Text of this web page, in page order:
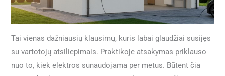
Tai vienas dažniausių klausimų, kuris labai glaudžiai susijęs
su vartotojų atsiliepimais. Praktikoje atsakymas priklauso
nuo to, kiek elektros sunaudojama per metus. Būtent čia